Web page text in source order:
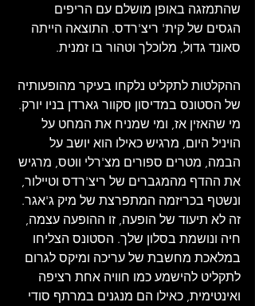
שהתמזגה באופן מושלם עם הריפים
הגסים של קית' ריצ'רדס. התוצאה הייתה
סאונד גדול, מלוכלך וטהור בו זמנית.
ההקלטות לתקליט נלקחו בעיקר מהופעותיה
של הסטונס במדיסון סקוור גארדן בניו יורק.
מי שהאזין אז, ומי שמניח את המחט על
הויניל היום, מרגיש כאילו הוא יושב על
הבמה, מטרים ספורים מצ'רלי ווטס, מרגיש
את ההדף מהמגברים של ריצ'רדס וטיילור,
ונשטף בכריזמה המתפרצת של מיק ג'אגר.
זה לא תיעוד של הופעה, זו ההופעה עצמה,
חיה ונושמת בסלון שלך. הסטונס הצליחו
במלאכת מחשבת של עריכה ומיקס לגרום
לתקליט להישמע כמו חוויה אחת רציפה
ואינטימית, כאילו הם מנגנים במרתף סודי